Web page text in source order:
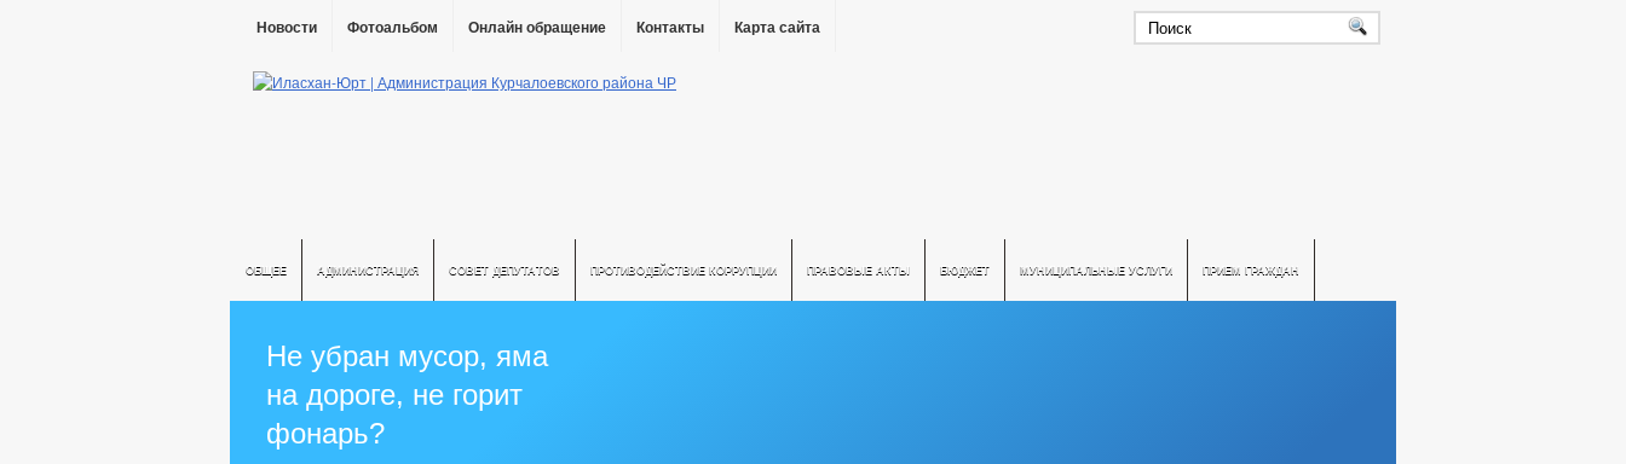
Новости Фотоальбом Онлайн обращение Контакты Карта сайта
ОБЩЕЕ АДМИНИСТРАЦИЯ СОВЕТ ДЕПУТАТОВ ПРОТИВОДЕЙСТВИЕ КОРРУПЦИИ ПРАВОВЫЕ АКТЫ БЮДЖЕТ МУНИЦИПАЛЬНЫЕ УСЛУГИ ПРИЕМ ГРАЖДАН
Не убран мусор, яма
на дороге, не горит
фонарь?